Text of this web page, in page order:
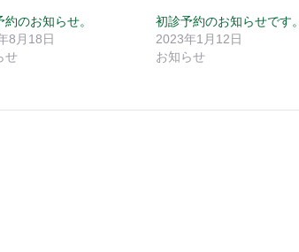
約のお知らせ。
8月18日
せ
初診予約のお知らせです。
2023年1月12日
お知らせ